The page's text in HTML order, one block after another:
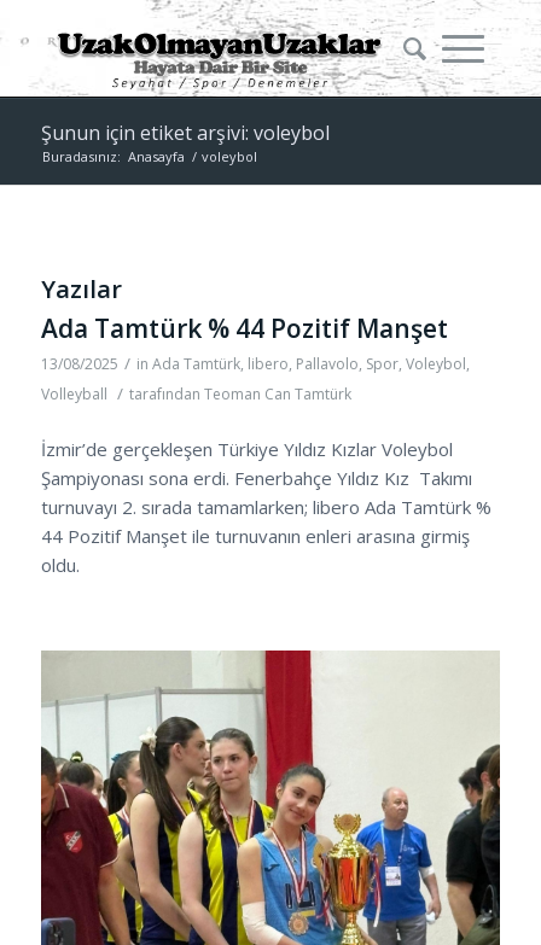
Şunun için etiket arşivi: voleybol
Buradasınız: Anasayfa / voleybol
Yazılar
Ada Tamtürk % 44 Pozitif Manşet
13/08/2025 / in Ada Tamtürk, libero, Pallavolo, Spor, Voleybol,
Volleyball / tarafından Teoman Can Tamtürk
İzmir’de gerçekleşen Türkiye Yıldız Kızlar Voleybol
Şampiyonası sona erdi. Fenerbahçe Yıldız Kız Takımı
turnuvayı 2. sırada tamamlarken; libero Ada Tamtürk %
44 Pozitif Manşet ile turnuvanın enleri arasına girmiş
oldu.